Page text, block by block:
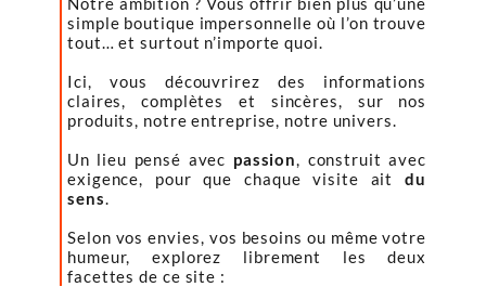
simple boutique impersonnelle où l’on trouve
tout… et surtout n’importe quoi.
Ici, vous découvrirez des informations
claires, complètes et sincères, sur nos
produits, notre entreprise, notre univers.
Un lieu pensé avec passion, construit avec
exigence, pour que chaque visite aitdu
sens.
Selon vos envies, vos besoins ou même votre
humeur, explorez librement les deux
facettes de ce site :